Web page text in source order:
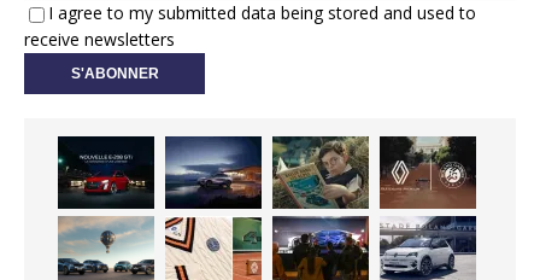
I agree to my submitted data being stored and used to
receive newsletters